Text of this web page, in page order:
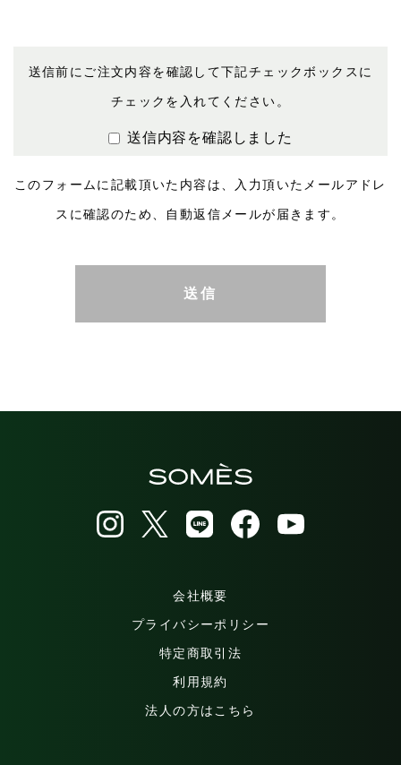
送信前にご注文内容を確認して下記チェックボックスに
チェックを入れてください。
送信内容を確認しました
このフォームに記載頂いた内容は、入力頂いたメールアドレ
スに確認のため、自動返信メールが届きます。
会社概要
プライバシーポリシー
特定商取引法
利用規約
法人の方はこちら